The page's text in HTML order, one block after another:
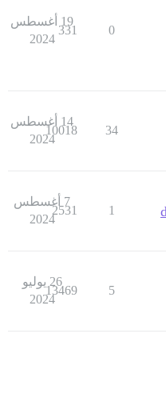
0
331
19 أغسطس
2024
34
10018
14 أغسطس
2024
1
2531
7 أغسطس
2024
5
13469
26 يوليو
2024